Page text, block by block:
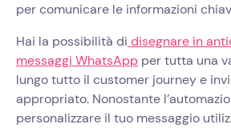
per comunicare le informazioni
Hai la possibilità di disegnare in
messaggi WhatsApp per tutta una
lungo tutto il customer journey e
appropriato. Nonostante
personalizzare il tuo messaggio